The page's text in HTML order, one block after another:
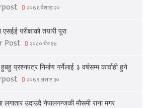
२०७६ बैशाख २०
एसईई परीक्षाको तयारी पूरा
Post २०८० चैत्र १४
हुबहु प्रश्नपत्र निर्माण गर्नेलाई ३ वर्षसम्म कार्वाही हुने
२०७९ असार ३०
लगातार उदाउदै नेपालगन्जकी मौसमी राना मगर